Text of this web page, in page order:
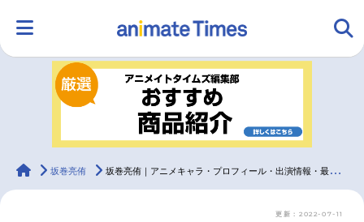
ランキング アニメ
ラジオ みんなの声 グッズ
animateTimes
坂巻亮侑 坂巻亮侑｜アニメキャラ・プロフィール・出演情報・最新情報まとめ
更新：2022-07-11